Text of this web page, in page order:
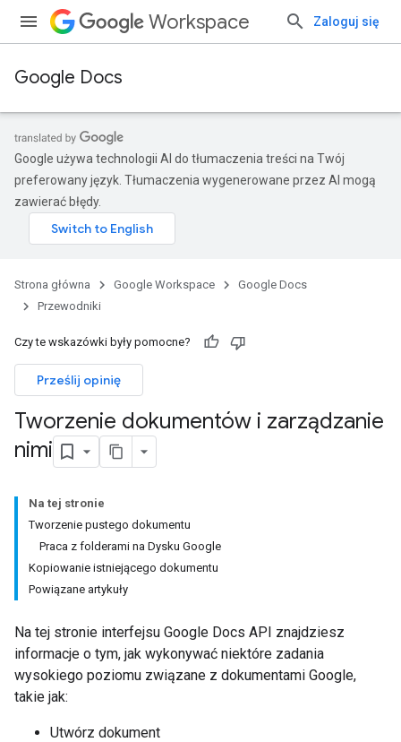
Workspace Zaloguj się
Google Docs
Google używa technologii AI do tłumaczenia treści na Twój
preferowany język. Tłumaczenia wygenerowane przez AI mogą
zawierać błędy.
Strona główna Google Workspace
Google Docs
Przewodniki
Czy te wskazówki były pomocne?
Prześlij opinię
Tworzenie dokumentów i zarządzanie
nimi
Na tej stronie
Tworzenie pustego dokumentu
Praca z folderami na Dysku Google
Kopiowanie istniejącego dokumentu
Powiązane artykuły
Na tej stronie interfejsu Google Docs API znajdziesz
informacje o tym, jak wykonywać niektóre zadania
wysokiego poziomu związane z dokumentami Google,
takie jak:
Utwórz dokument